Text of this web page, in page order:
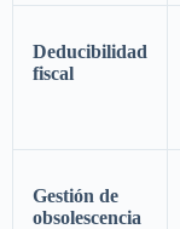
Deducibilidad
fiscal
Gestión de
obsolescencia